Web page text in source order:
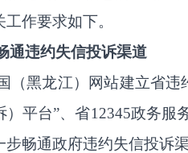
作要求如下。
通违约失信投诉渠道
（黑龙江）网站建立省违
）平台”、省12345政务服
步畅通政府违约失信投诉